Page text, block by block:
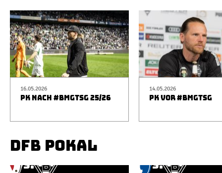
16.05.2026
PK NACH #BMGTSG 25/26
14.05.2026
PK VOR #BMGTSG
DFB POKAL